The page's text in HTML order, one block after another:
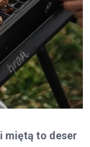
miętą to deser